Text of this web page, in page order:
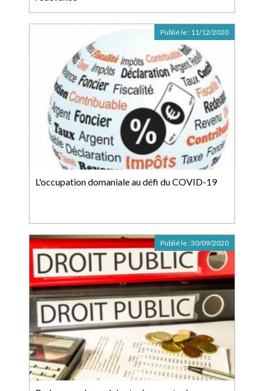
L'occupation domaniale au défi du COVID-19
Publié le : 11/12/2020
Publié le :30/09/2020